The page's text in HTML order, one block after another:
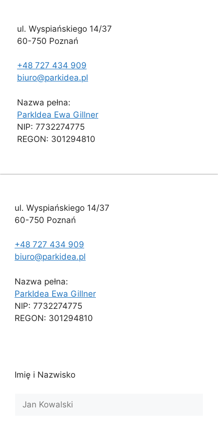
ul. Wyspiańskiego 14/37
60-750 Poznań
+48 727 434 909
biuro@parkidea.pl
Nazwa pełna:
ParkIdea Ewa Gillner
NIP: 7732274775
REGON: 301294810
ul. Wyspiańskiego 14/37
60-750 Poznań
+48 727 434 909
biuro@parkidea.pl
Nazwa pełna:
ParkIdea Ewa Gillner
NIP: 7732274775
REGON: 301294810
Imię i Nazwisko